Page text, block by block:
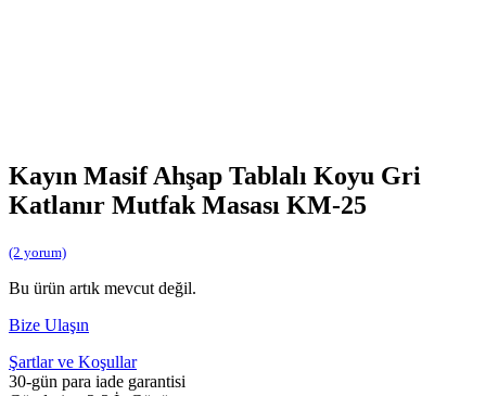
Kayın Masif Ahşap Tablalı Koyu Gri
Katlanır Mutfak Masası KM-25
(2 yorum)
Bu ürün artık mevcut değil.
Bize Ulaşın
Şartlar ve Koşullar
30-gün para iade garantisi